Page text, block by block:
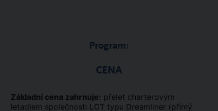
Program:
CENA
Základní cena zahrnuje: přelet charterovým
letadlem společnosti LOT typu Dreamliner (přímý